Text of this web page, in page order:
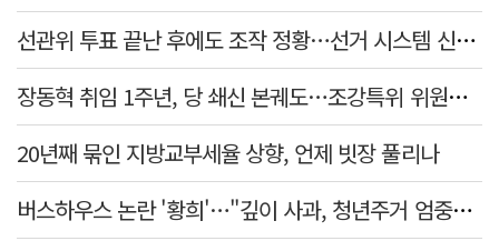
선관위 투표 끝난 후에도 조작 정황…선거 시스템 신뢰 타격 불가피
장동혁 취임 1주년, 당 쇄신 본궤도…조강특위 위원장에 정희용
20년째 묶인 지방교부세율 상향, 언제 빗장 풀리나
버스하우스 논란 '황희'…"깊이 사과, 청년주거 엄중함 못 헤아려"